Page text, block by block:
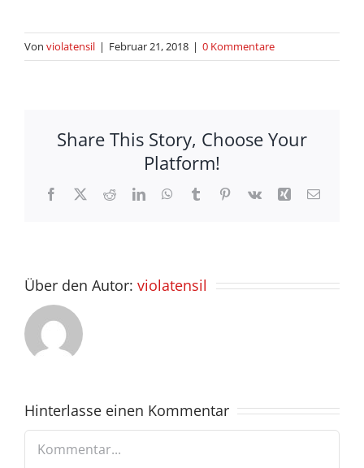
Von violatensil | Februar 21, 2018 | 0 Kommentare
Share This Story, Choose Your
Platform!
Facebook
X RedditLinkedInWhatsApp
TumblrPinterest
Vk Xing E-
Über den Autor: violatensil
Hinterlasse einen Kommentar
Kommentar